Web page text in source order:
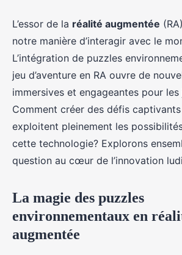
Comment intégrer des
environnementaux
d'aventure en réalité
augmentée?
Margot•17 septembre 2024• 6 min de
L’essor de la réalité augmentée
notre manière d’interagir avec le
L’intégration de puzzles
jeu d’aventure en RA ouvre de
immersives et engageantes pour les
Comment créer des défis
exploitent pleinement les
cette technologie? Explorons
question au cœur de l’innovation
La magie des puzzles
environnementaux en
augmentée